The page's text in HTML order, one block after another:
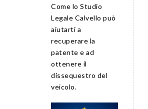
Come lo Studio
Legale Calvello può
aiutarti a
recuperare la
patente e ad
ottenere il
dissequestro del
veicolo.